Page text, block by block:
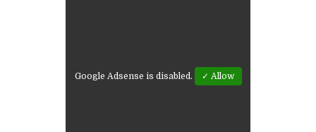
Google Adsense is disabled. ✓ Allow